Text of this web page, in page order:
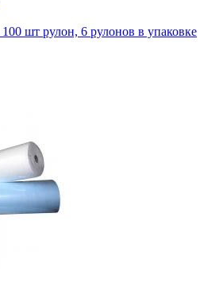
100 шт рулон, 6 рулонов в упаковке